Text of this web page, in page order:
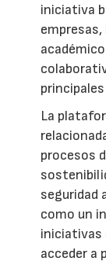
iniciativa
La
procesos
seguridad
como un
iniciativas
acceder a